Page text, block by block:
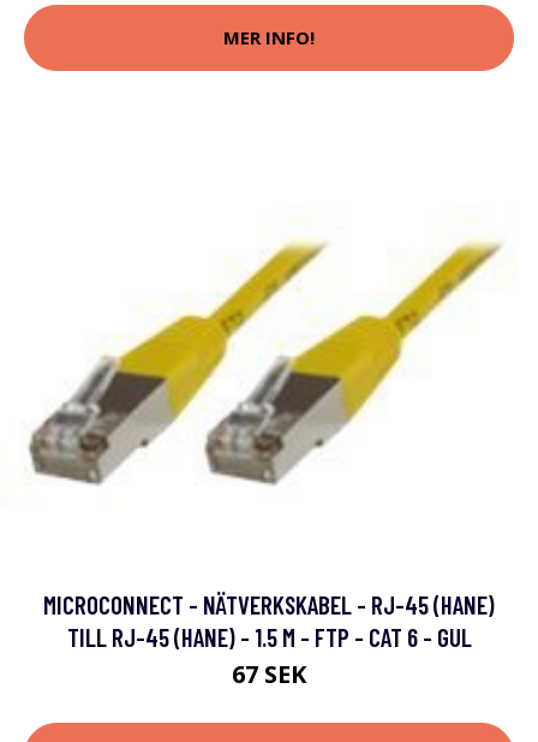
MER INFO!
MICROCONNECT - NÄTVERKSKABEL - RJ-45 (HANE)
TILL RJ-45 (HANE) - 1.5 M - FTP - CAT 6 - GUL
67 SEK